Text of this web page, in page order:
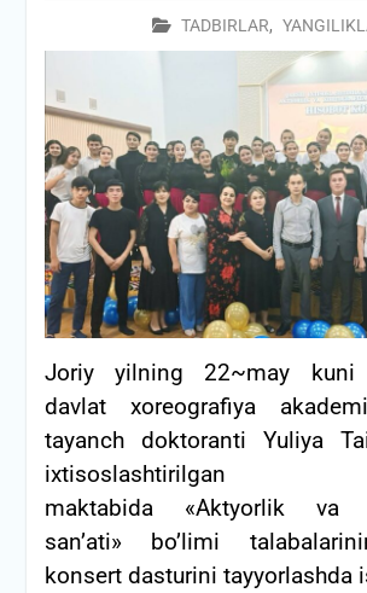
TADBIRLAR,
Joriy yilning 22~may kuni
davlat xoreografiya
tayanch doktoranti Yuliya
maktabida «Aktyorlik va
san’ati» bo’limi
konsert dasturini tayyorlashda